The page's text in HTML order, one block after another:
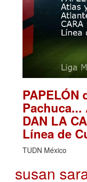
PAPELÓN
DAN LA
Línea de
TUDN México
susan